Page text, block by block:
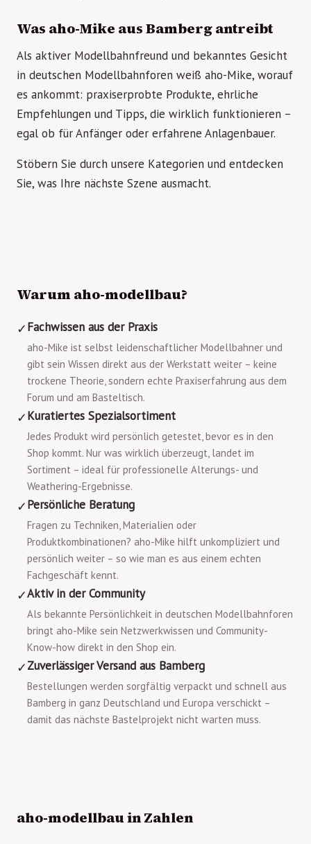
Was aho-Mike aus Bamberg antreibt
Als aktiver Modellbahnfreund und bekanntes Gesicht
in deutschen Modellbahnforen weiß aho-Mike, worauf
es ankommt: praxiserprobte Produkte, ehrliche
Empfehlungen und Tipps, die wirklich funktionieren –
egal ob für Anfänger oder erfahrene Anlagenbauer.
Stöbern Sie durch unsere Kategorien und entdecken
Sie, was Ihre nächste Szene ausmacht.
Warum aho-modellbau?
✓Fachwissen aus der Praxis
aho-Mike ist selbst leidenschaftlicher Modellbahner und
gibt sein Wissen direkt aus der Werkstatt weiter – keine
trockene Theorie, sondern echte Praxiserfahrung aus dem
Forum und am Basteltisch.
✓Kuratiertes Spezialsortiment
Jedes Produkt wird persönlich getestet, bevor es in den
Shop kommt. Nur was wirklich überzeugt, landet im
Sortiment – ideal für professionelle Alterungs- und
Weathering-Ergebnisse.
✓Persönliche Beratung
Fragen zu Techniken, Materialien oder
Produktkombinationen? aho-Mike hilft unkompliziert und
persönlich weiter – so wie man es aus einem echten
Fachgeschäft kennt.
✓Aktiv in der Community
Als bekannte Persönlichkeit in deutschen Modellbahnforen
bringt aho-Mike sein Netzwerkwissen und Community-
Know-how direkt in den Shop ein.
✓Zuverlässiger Versand aus Bamberg
Bestellungen werden sorgfältig verpackt und schnell aus
Bamberg in ganz Deutschland und Europa verschickt –
damit das nächste Bastelprojekt nicht warten muss.
aho-modellbau in Zahlen